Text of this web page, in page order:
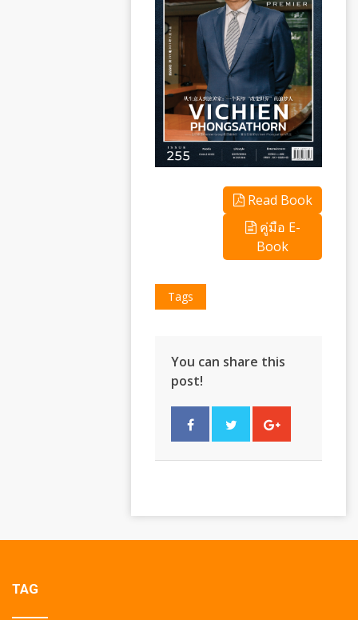
Read Book
คู่มือ E-
Book
Tags
You can share this
post!
TAG